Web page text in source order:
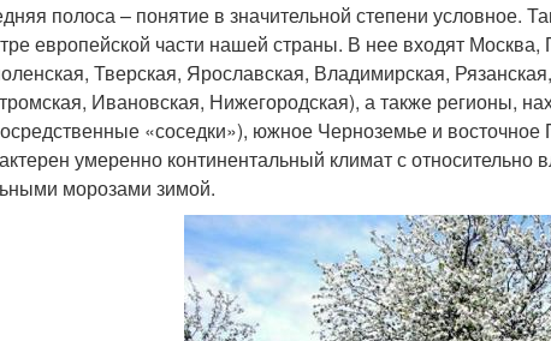
полоса – понятие в значительной степени условное.
европейской части нашей страны. В нее входят
Тверская, Ярославская, Владимирская,
Ивановская, Нижегородская), а также регионы,
«соседки»), южное Черноземье и
умеренно континентальный климат с относительно
морозами зимой.